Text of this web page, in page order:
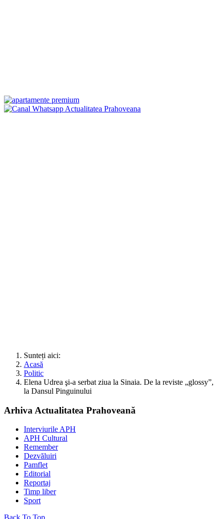
Sunteți aici:
Acasă
Politic
Elena Udrea şi-a serbat ziua la Sinaia. De la reviste „glossy”,
la Dansul Pinguinului
Arhiva Actualitatea Prahoveană
Interviurile APH
APH Cultural
Remember
Dezvăluiri
Pamflet
Editorial
Reportaj
Timp liber
Sport